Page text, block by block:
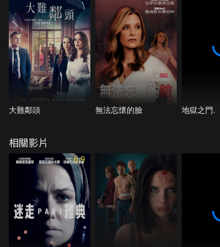
大難鄰頭 無法忘懷的臉 地獄之門.
相關影片
6.9